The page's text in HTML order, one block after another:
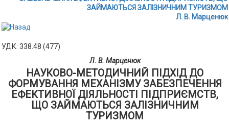
ЗАЙМАЮТЬСЯ ЗАЛІЗНИЧНИМ ТУРИЗМОМ
Л. В. Марценюк
УДК: 338.48 (477)
Л. В. Марценюк
НАУКОВО-МЕТОДИЧНИЙ ПІДХІД ДО
ФОРМУВАННЯ МЕХАНІЗМУ ЗАБЕЗПЕЧЕННЯ
ЕФЕКТИВНОЇ ДІЯЛЬНОСТІ ПІДПРИЄМСТВ,
ЩО ЗАЙМАЮТЬСЯ ЗАЛІЗНИЧНИМ
ТУРИЗМОМ